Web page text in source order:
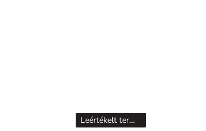
Leértékelt termékek